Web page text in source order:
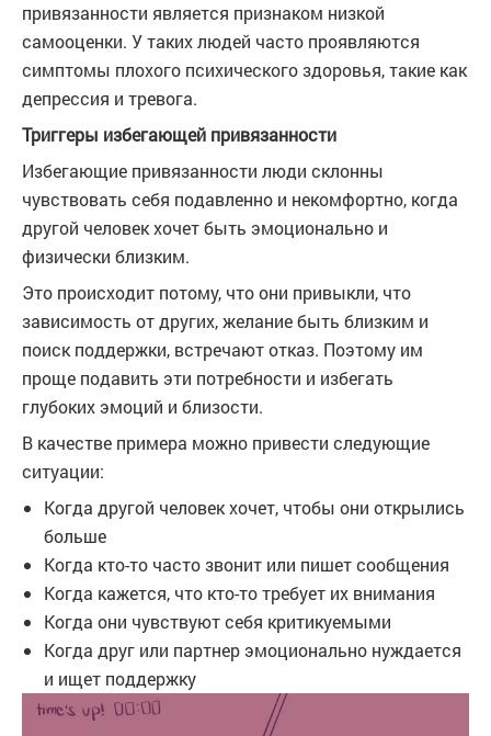
привязанности является признаком низкой
самооценки. У таких людей часто проявляются
симптомы плохого психического здоровья, такие как
депрессия и тревога.
Триггеры избегающей привязанности
Избегающие привязанности люди склонны
чувствовать себя подавленно и некомфортно, когда
другой человек хочет быть эмоционально и
физически близким.
Это происходит потому, что они привыкли, что
зависимость от других, желание быть близким и
поиск поддержки, встречают отказ. Поэтому им
проще подавить эти потребности и избегать
глубоких эмоций и близости.
В качестве примера можно привести следующие
ситуации:
Когда другой человек хочет, чтобы они открылись
больше
Когда кто-то часто звонит или пишет сообщения
Когда кажется, что кто-то требует их внимания
Когда они чувствуют себя критикуемыми
Когда друг или партнер эмоционально нуждается
и ищет поддержку